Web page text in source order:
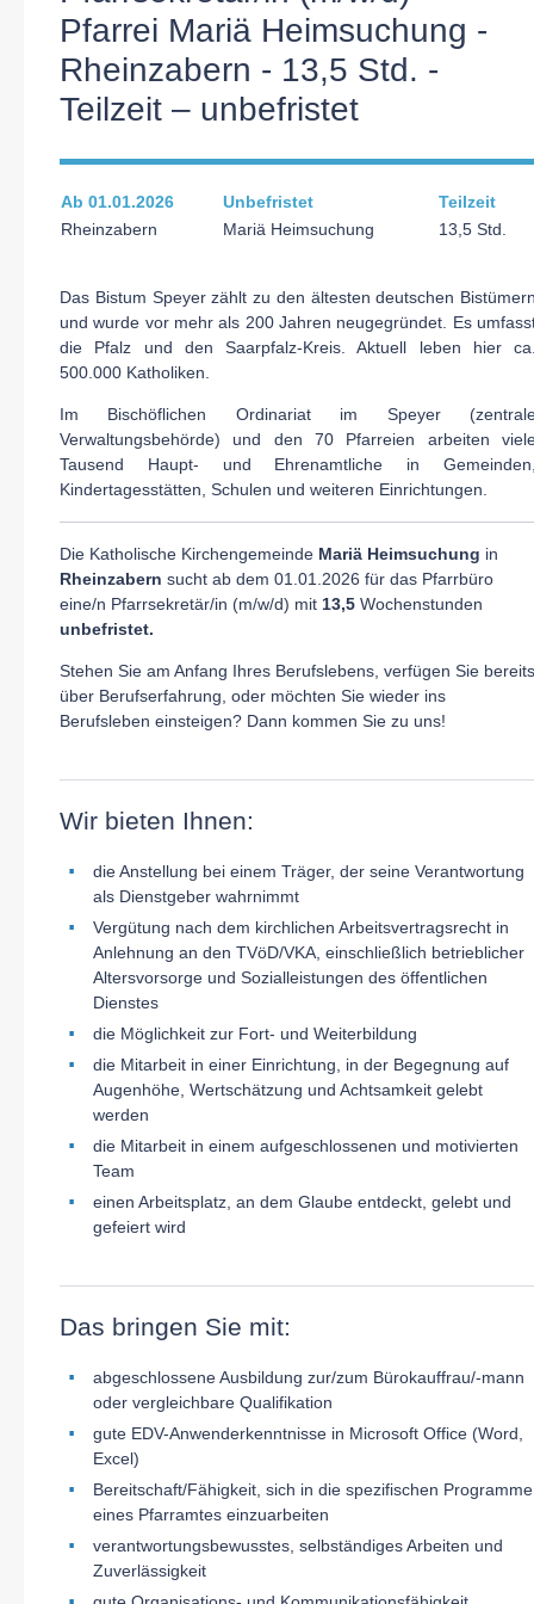
Pfarrei Mariä Heimsuchung -
Rheinzabern - 13,5 Std. -
Teilzeit – unbefristet
Ab 01.01.2026 Unbefristet
Teilzeit
Rheinzabern
Mariä Heimsuchung 13,5 Std.
Das Bistum Speyer zählt zu den ältesten deutschen
und wurde vor mehr als 200 Jahren neugegründet. Es
die Pfalz und den Saarpfalz-Kreis. Aktuell leben hier
500.000 Katholiken.
Im Bischöflichen Ordinariat im Speyer
Verwaltungsbehörde) und den 70 Pfarreien arbeiten
Tausend Haupt- und Ehrenamtliche in
Kindertagesstätten, Schulen und weiteren Einrichtungen.
Die Katholische Kirchengemeinde Mariä Heimsuchung in
Rheinzabern sucht ab dem 01.01.2026 für das Pfarrbüro
eine/n Pfarrsekretär/in (m/w/d) mit 13,5 Wochenstunden
unbefristet.
Stehen Sie am Anfang Ihres Berufslebens, verfügen Sie bereits
über Berufserfahrung, oder möchten Sie wieder ins
Berufsleben einsteigen? Dann kommen Sie zu uns!
Wir bieten Ihnen:
die Anstellung bei einem Träger, der seine Verantwortung
als Dienstgeber wahrnimmt
Vergütung nach dem kirchlichen Arbeitsvertragsrecht in
Anlehnung an den TVöD/VKA, einschließlich betrieblicher
Altersvorsorge und Sozialleistungen des öffentlichen
Dienstes
die Möglichkeit zur Fort- und Weiterbildung
die Mitarbeit in einer Einrichtung, in der Begegnung auf
Augenhöhe, Wertschätzung und Achtsamkeit gelebt
werden
die Mitarbeit in einem aufgeschlossenen und motivierten
Team
einen Arbeitsplatz, an dem Glaube entdeckt, gelebt und
gefeiert wird
Das bringen Sie mit:
abgeschlossene Ausbildung zur/zum Bürokauffrau/-mann
oder vergleichbare Qualifikation
gute EDV-Anwenderkenntnisse in Microsoft Office (Word,
Excel)
Bereitschaft/Fähigkeit, sich in die spezifischen Programme
eines Pfarramtes einzuarbeiten
verantwortungsbewusstes, selbständiges Arbeiten und
Zuverlässigkeit